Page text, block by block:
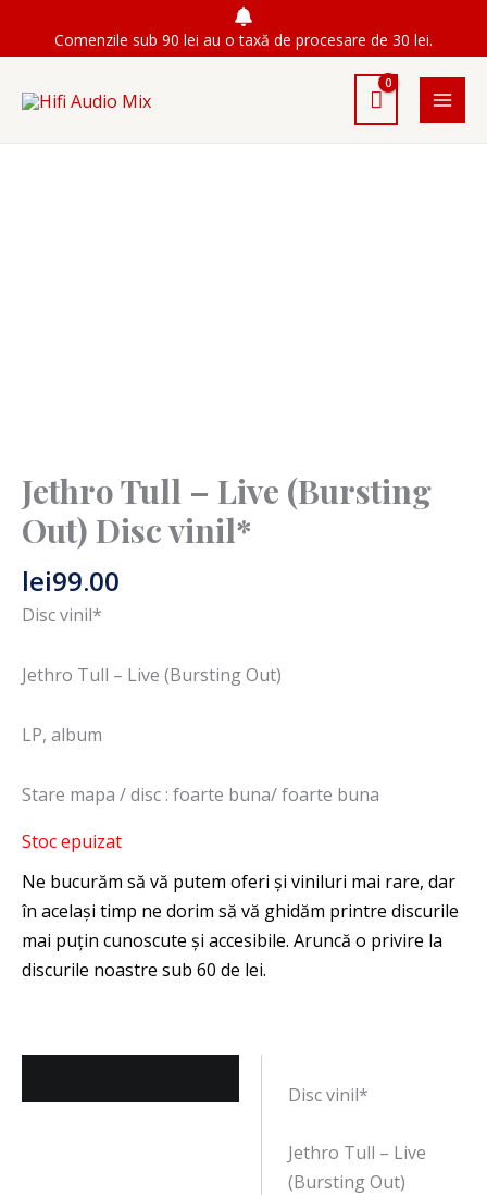
Comenzile sub 90 lei au o taxă de procesare de 30 lei.
Jethro Tull – Live (Bursting
Out) Disc vinil*
lei99.00
Disc vinil*
Jethro Tull – Live (Bursting Out)
LP, album
Stare mapa / disc : foarte buna/ foarte buna
Stoc epuizat
Disc vinil*
Jethro Tull – Live
(Bursting Out)